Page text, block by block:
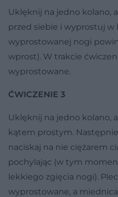
Uklęknij na jedno kolano,
przed siebie i wyprostuj w
wyprostowanej nogi
wprost). W trakcie
wyprostowane.
ĆWICZENIE 3
Uklęknij na jedno kolano,
kątem prostym.
naciskaj na nie ciężarem
pochylając (w tym
lekkiego zgięcia nogi).
wyprostowane, a